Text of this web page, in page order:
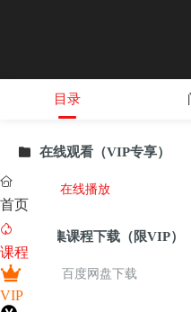
目录
 在线观看（VIP专享）
在线播放
全集课程下载（限VIP）
百度网盘下载

首页

课程
VIP